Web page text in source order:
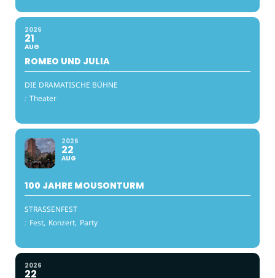
2026
21
AUG
ROMEO UND JULIA
DIE DRAMATISCHE BÜHNE
: Theater
2026
22
AUG
100 JAHRE MOUSONTURM
STRASSENFEST
: Fest, Konzert, Party
2026
22